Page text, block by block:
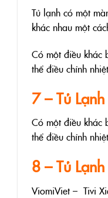
Tủ lạnh có một
khác nhau một
Có một điều khác
thể điều chỉnh
7 – Tủ
Có một điều khác
thể điều chỉnh
8 – Tủ
ViomiViet – Tivi